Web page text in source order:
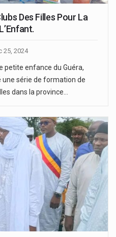
Des Filles Pour La
25, 2024
petite enfance du Guéra,
série de formation de
dans la province…